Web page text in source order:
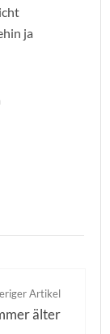
ja
Artikel
älter